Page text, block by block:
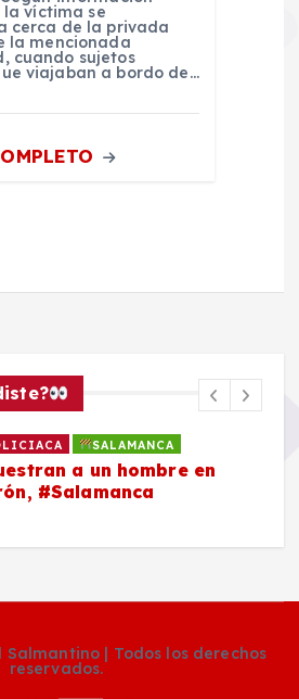
víctima se
cerca de la privada
la mencionada
cuando sujetos
viajaban a bordo de…
SALAMANCA
a un hombre en
#Salamanca
Salmantino | Todos los derechos
reservados.